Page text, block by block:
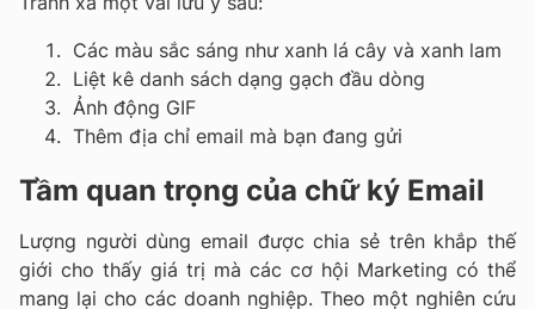
Các màu sắc sáng như xanh lá cây và xanh lam
Liệt kê danh sách dạng gạch đầu dòng
Ảnh động GIF
Thêm địa chỉ email mà bạn đang gửi
Tầm quan trọng của chữ ký Email
Lượng người dùng email được chia sẻ trên khắp thế
giới cho thấy giá trị mà các cơ hội Marketing có thể
mang lại cho các doanh nghiệp. Theo một nghiên cứu